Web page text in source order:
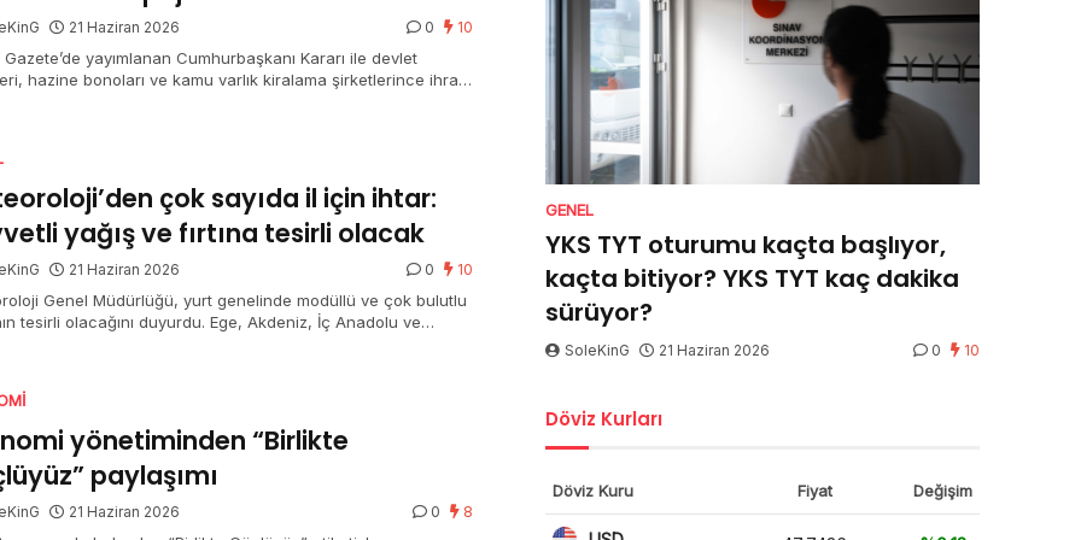
21 Haziran 2026 0 10
Gazete’de yayımlanan Cumhurbaşkanı Kararı ile devlet
hazine bonoları ve kamu varlık kiralama şirketlerince ihraç
çok sayıda il için ihtar:
yağış ve fırtına tesirli olacak
21 Haziran 2026 0 10
Genel Müdürlüğü, yurt genelinde modüllü ve çok bulutlu
tesirli olacağını duyurdu. Ege, Akdeniz, İç Anadolu ve
iç kesitleri için kuvvetli yağış uyarısı yapıldı. Doğu
güneydoğusu ile Güneydoğu Anadolu’nun doğusunda
taşınımı görülecek.
yönetiminden “Birlikte
paylaşımı
21 Haziran 2026 0 8
GENEL
YKS TYT oturumu kaçta başlıyor,
kaçta bitiyor? YKS TYT kaç dakika
sürüyor?
SoleKinG 21 Haziran 2026 0 10
Döviz Kurları
Döviz Kuru Fiyat Değişim